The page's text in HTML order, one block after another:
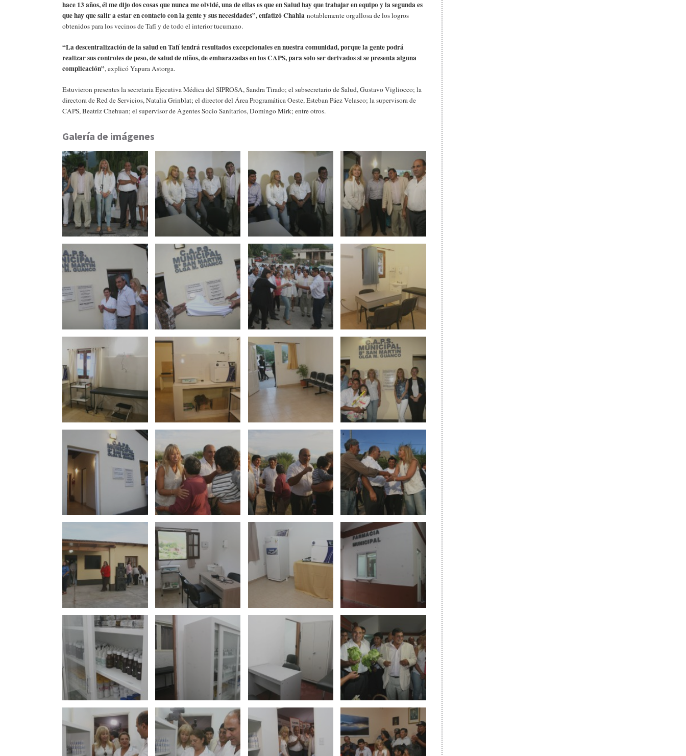
hace 13 años, él me dijo dos cosas que nunca me olvidé, una de ellas es que en Salud hay que trabajar en equipo y la segunda es
que hay que salir a estar en contacto con la gente y sus necesidades”, enfatizó Chahla notablemente orgullosa de los logros
obtenidos para los vecinos de Tafí y de todo el interior tucumano.
“La descentralización de la salud en Tafí tendrá resultados excepcionales en nuestra comunidad, porque la gente podrá
realizar sus controles de peso, de salud de niños, de embarazadas en los CAPS, para solo ser derivados si se presenta alguna
complicación”, explicó Yapura Astorga.
Estuvieron presentes la secretaria Ejecutiva Médica del SIPROSA, Sandra Tirado; el subsecretario de Salud, Gustavo Vigliocco; la
directora de Red de Servicios, Natalia Grinblat; el director del Área Programática Oeste, Esteban Páez Velasco; la supervisora de
CAPS, Beatriz Chehuan; el supervisor de Agentes Socio Sanitarios, Domingo Mirk; entre otros.
Galería de imágenes